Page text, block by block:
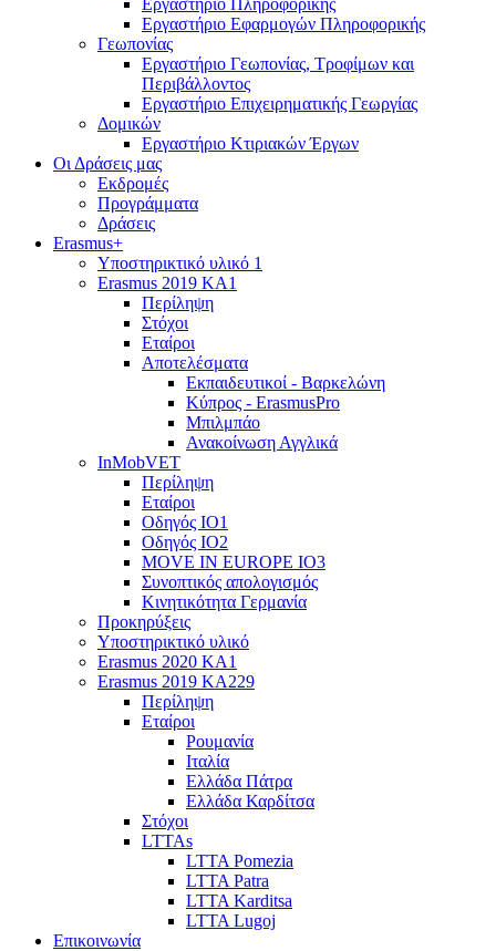
Εργαστήριο Πληροφορικής
Εργαστήριο Εφαρμογών Πληροφορικής
Γεωπονίας
Εργαστήριο Γεωπονίας, Τροφίμων και
Περιβάλλοντος
Εργαστήριο Επιχειρηματικής Γεωργίας
Δομικών
Εργαστήριο Κτιριακών Έργων
Οι Δράσεις μας
Εκδρομές
Προγράμματα
Δράσεις
Erasmus+
Υποστηρικτικό υλικό 1
Erasmus 2019 KA1
Περίληψη
Στόχοι
Εταίροι
Αποτελέσματα
Εκπαιδευτικοί - Βαρκελώνη
Κύπρος - ErasmusPro
Μπιλμπάο
Ανακοίνωση Αγγλικά
InMobVET
Περίληψη
Εταίροι
Οδηγός ΙΟ1
Οδηγός ΙΟ2
MOVE IN EUROPE IO3
Συνοπτικός απολογισμός
Κινητικότητα Γερμανία
Προκηρύξεις
Υποστηρικτικό υλικό
Erasmus 2020 KA1
Erasmus 2019 KA229
Περίληψη
Εταίροι
Ρουμανία
Ιταλία
Ελλάδα Πάτρα
Ελλάδα Καρδίτσα
Στόχοι
LTTAs
LTTA Pomezia
LTTA Patra
LTTA Karditsa
LTTA Lugoj
Επικοινωνία